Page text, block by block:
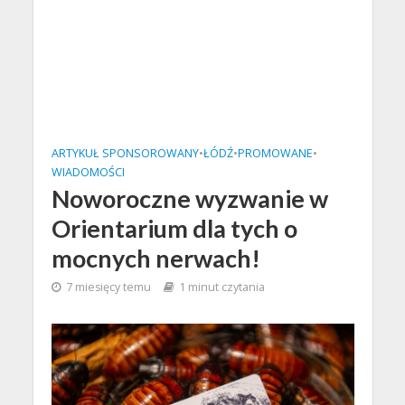
ARTYKUŁ SPONSOROWANY•ŁÓDŹ•PROMOWANE•
WIADOMOŚCI
Noworoczne wyzwanie w
Orientarium dla tych o
mocnych nerwach!
7 miesięcy temu 1 minut czytania